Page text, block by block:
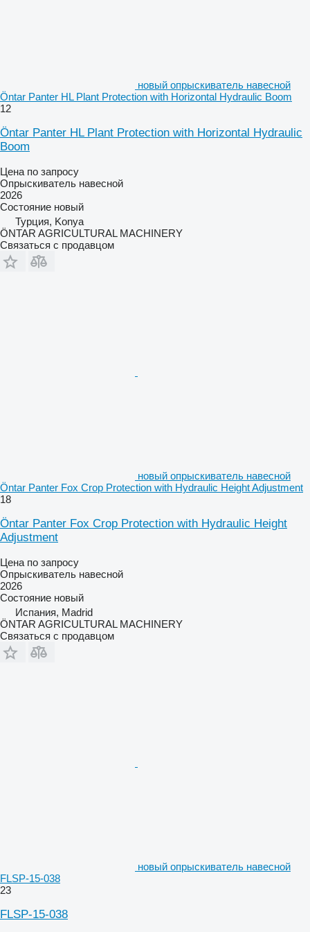
новый опрыскиватель навесной
Öntar Panter HL Plant Protection with Horizontal Hydraulic Boom
12
Öntar Panter HL Plant Protection with Horizontal Hydraulic
Boom
Цена по запросу
Опрыскиватель навесной
2026
Состояние новый
Турция, Konya
ÖNTAR AGRICULTURAL MACHINERY
Связаться с продавцом
новый опрыскиватель навесной
Öntar Panter Fox Crop Protection with Hydraulic Height Adjustment
18
Öntar Panter Fox Crop Protection with Hydraulic Height
Adjustment
Цена по запросу
Опрыскиватель навесной
2026
Состояние новый
Испания, Madrid
ÖNTAR AGRICULTURAL MACHINERY
Связаться с продавцом
новый опрыскиватель навесной
FLSP-15-038
23
FLSP-15-038